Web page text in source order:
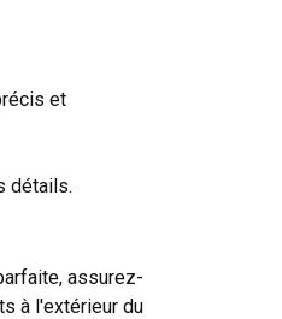
et
détails.
assurez-
à l'extérieur du